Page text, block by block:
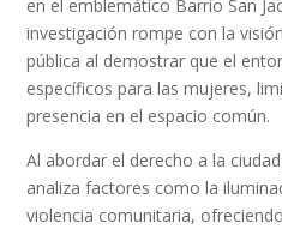
en el emblemático Barrio San
investigación rompe con la
pública al demostrar que el
específicos para las mujeres,
presencia en el espacio común.
Al abordar el derecho a la
analiza factores como la
violencia comunitaria,